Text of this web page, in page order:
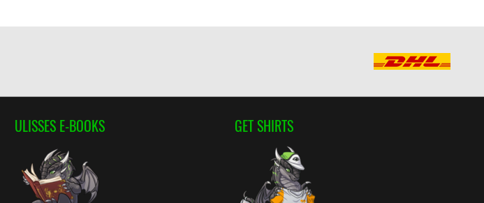
ULISSES E-BOOKS GET SHIRTS